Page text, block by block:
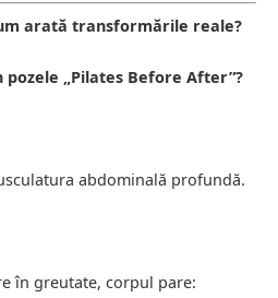
arată transformările reale?
pozele „Pilates Before After”?
abdominală profundă.
în greutate, corpul pare: